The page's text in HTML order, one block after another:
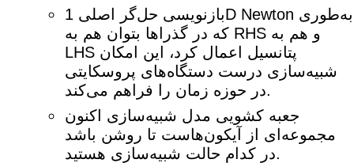
بازنویسی حل‌گر اصلی 1D Newton به‌طوری
که در گذراها بتوان هم به RHS و هم به
LHS پتانسیل اعمال کرد، این امکان
شبیه‌سازی درست دستگاه‌های پروسکایتی
در حوزه زمان را فراهم می‌کند.
جعبه کشویی مدل شبیه‌سازی اکنون
مجموعه‌ای از آیکون‌هاست تا روشن باشد
در کدام حالت شبیه‌سازی هستید.